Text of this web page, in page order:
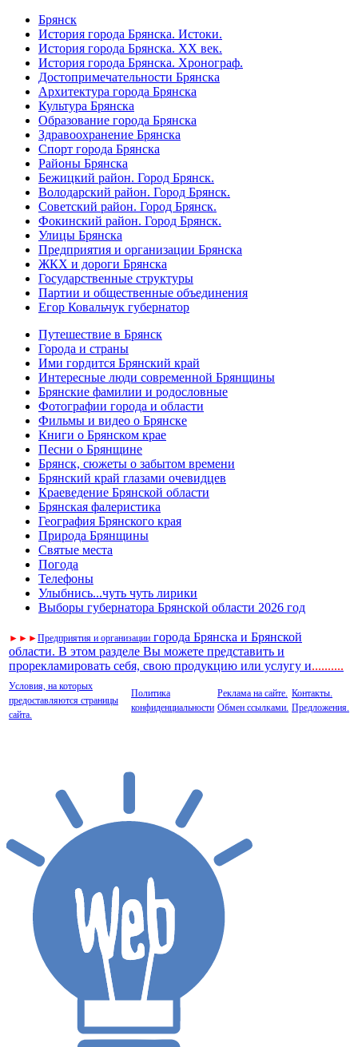
Брянск
История города Брянска. Истоки.
История города Брянска. XX век.
История города Брянска. Хронограф.
Достопримечательности Брянска
Архитектура города Брянска
Культура Брянска
Образование города Брянска
Здравоохранение Брянска
Спорт города Брянска
Районы Брянска
Бежицкий район. Город Брянск.
Володарский район. Город Брянск.
Советский район. Город Брянск.
Фокинский район. Город Брянск.
Улицы Брянска
Предприятия и организации Брянска
ЖКХ и дороги Брянска
Государственные структуры
Партии и общественные объединения
Егор Ковальчук губернатор
Путешествие в Брянск
Города и страны
Ими гордится Брянский край
Интересные люди современной Брянщины
Брянские фамилии и родословные
Фотографии города и области
Фильмы и видео о Брянске
Книги о Брянском крае
Песни о Брянщине
Брянск, сюжеты о забытом времени
Брянский край глазами очевидцев
Краеведение Брянской области
Брянская фалеристика
География Брянского края
Природа Брянщины
Святые места
Погода
Телефоны
Улыбнись...чуть чуть лирики
Выборы губернатора Брянской области 2026 год
► ► ►Предприятия и организации города Брянска и Брянской
области. В этом разделе Вы можете представить и
прорекламировать себя, свою продукцию или услугу и..........
Условия, на которых
предоставляются страницы
сайта.
Политика
конфиденциальности
Реклама на сайте.
Обмен ссылками.
Контакты.
Предложения.